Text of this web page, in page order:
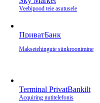
Veebipood teie asutusele
ПриватБанк
Makse­tehingute sünkroonimine
Terminal PrivatBankilt
Acquiring nutitelefonis